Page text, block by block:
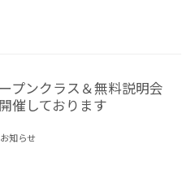
プンクラス＆無料説明会
催しております
お知らせ